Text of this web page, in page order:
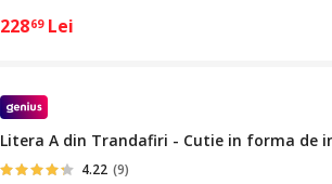
22869 Lei
Litera A din Trandafiri - Cutie in forma de
4.22 (9)